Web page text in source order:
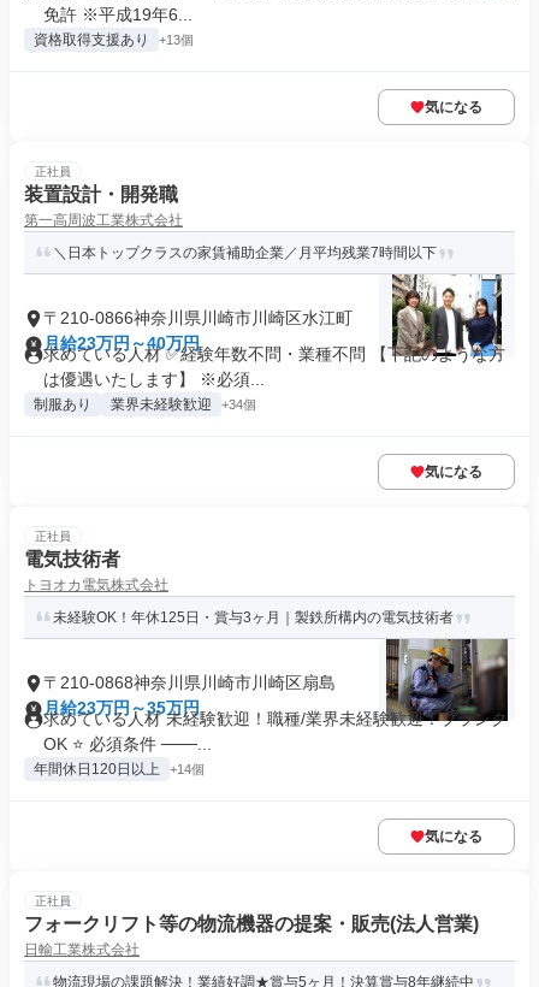
免許 ※平成19年6...
資格取得支援あり +13個
気になる
正社員
装置設計・開発職
第一高周波工業株式会社
＼日本トップクラスの家賃補助企業／月平均残業7時間以下
〒210-0866神奈川県川崎市川崎区水江町
月給23万円～40万円
求めている人材 ✅経験年数不問・業種不問 【下記のような方
は優遇いたします】 ※必須...
制服あり 業界未経験歓迎 +34個
気になる
正社員
電気技術者
トヨオカ電気株式会社
未経験OK！年休125日・賞与3ヶ月｜製鉄所構内の電気技術者
〒210-0868神奈川県川崎市川崎区扇島
月給23万円～35万円
求めている人材 未経験歓迎！職種/業界未経験歓迎！ブランク
OK ⭐ 必須条件 ───...
年間休日120日以上 +14個
気になる
正社員
フォークリフト等の物流機器の提案・販売(法人営業)
日輸工業株式会社
物流現場の課題解決！業績好調★賞与5ヶ月！決算賞与8年継続中